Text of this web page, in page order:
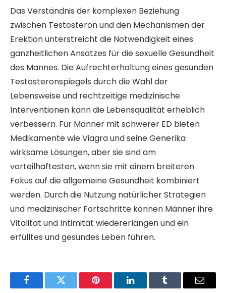
Das Verständnis der komplexen Beziehung
zwischen Testosteron und den Mechanismen der
Erektion unterstreicht die Notwendigkeit eines
ganzheitlichen Ansatzes für die sexuelle Gesundheit
des Mannes. Die Aufrechterhaltung eines gesunden
Testosteronspiegels durch die Wahl der
Lebensweise und rechtzeitige medizinische
Interventionen kann die Lebensqualität erheblich
verbessern. Für Männer mit schwerer ED bieten
Medikamente wie Viagra und seine Generika
wirksame Lösungen, aber sie sind am
vorteilhaftesten, wenn sie mit einem breiteren
Fokus auf die allgemeine Gesundheit kombiniert
werden. Durch die Nutzung natürlicher Strategien
und medizinischer Fortschritte können Männer ihre
Vitalität und Intimität wiedererlangen und ein
erfülltes und gesundes Leben führen.
FacebookTwitter Pinterest LinkedInTumblr Email